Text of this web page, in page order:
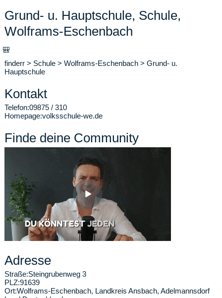
Grund- u. Hauptschule, Schule,
Wolframs-Eschenbach
🎒
finderr > Schule > Wolframs-Eschenbach > Grund- u.
Hauptschule
Kontakt
Telefon:09875 / 310
Homepage:volksschule-we.de
Finde deine Community
Adresse
Straße:Steingrubenweg 3
PLZ:91639
Ort:Wolframs-Eschenbach, Landkreis Ansbach, Adelmannsdorf